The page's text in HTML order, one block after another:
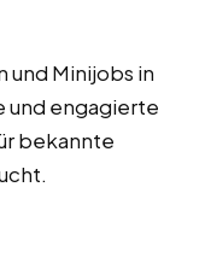
und Minijobs in
und engagierte
bekannte